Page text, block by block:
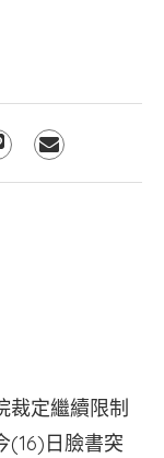
攝
裁定繼續限制
(16)日臉書突